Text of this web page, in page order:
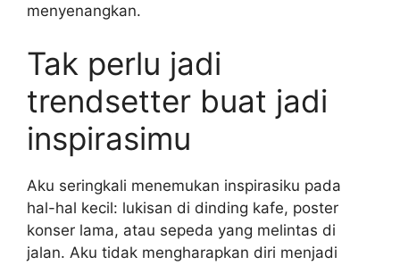
menyenangkan.
Tak perlu jadi
trendsetter buat jadi
inspirasimu
Aku seringkali menemukan inspirasiku pada
hal-hal kecil: lukisan di dinding kafe, poster
konser lama, atau sepeda yang melintas di
jalan. Aku tidak mengharapkan diri menjadi